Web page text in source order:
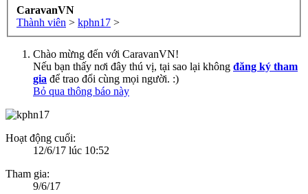
CaravanVN
Thành viên > kphn17 >
Chào mừng đến với CaravanVN!
Nếu bạn thấy nơi đây thú vị, tại sao lại không đăng ký tham
gia để trao đổi cùng mọi người. :)
Bỏ qua thông báo này
Hoạt động cuối:
12/6/17 lúc 10:52
Tham gia:
9/6/17